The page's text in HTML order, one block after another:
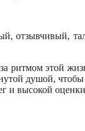
этой
душой, чтобы
и высокой оценки